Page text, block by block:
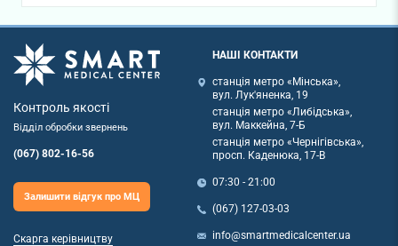
Контроль якості
Відділ обробки звернень
(067) 802-16-56
Залишити відгук про МЦ
Скарга керівництву
НАШІ КОНТАКТИ
станція метро «Мінська»,
вул. Лук'яненка, 19
станція метро «Либідська»,
вул. Маккейна, 7-Б
станція метро «Чернігівська»,
просп. Каденюка, 17-В
07:30 - 21:00
(067) 127-03-03
info@smartmedicalcenter.ua